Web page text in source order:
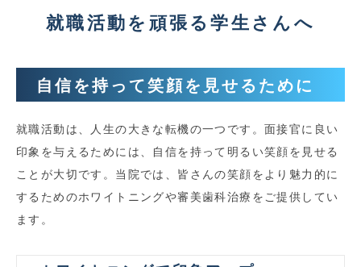
就職活動を頑張る学生さんへ
自信を持って笑顔を見せるために
就職活動は、人生の大きな転機の一つです。面接官に良い
印象を与えるためには、自信を持って明るい笑顔を見せる
ことが大切です。当院では、皆さんの笑顔をより魅力的に
するためのホワイトニングや審美歯科治療をご提供してい
ます。